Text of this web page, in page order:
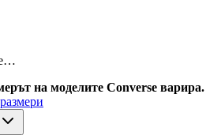
на моделите Converse варира.